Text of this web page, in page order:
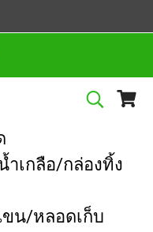
เกลือ/กล่องทิ้ง
น/หลอดเก็บ